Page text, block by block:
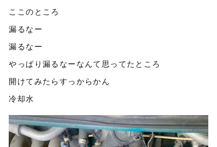
ここのところ
漏るなー
漏るなー
やっぱり漏るなーなんて思ってたところ
開けてみたらすっからかん
冷却水